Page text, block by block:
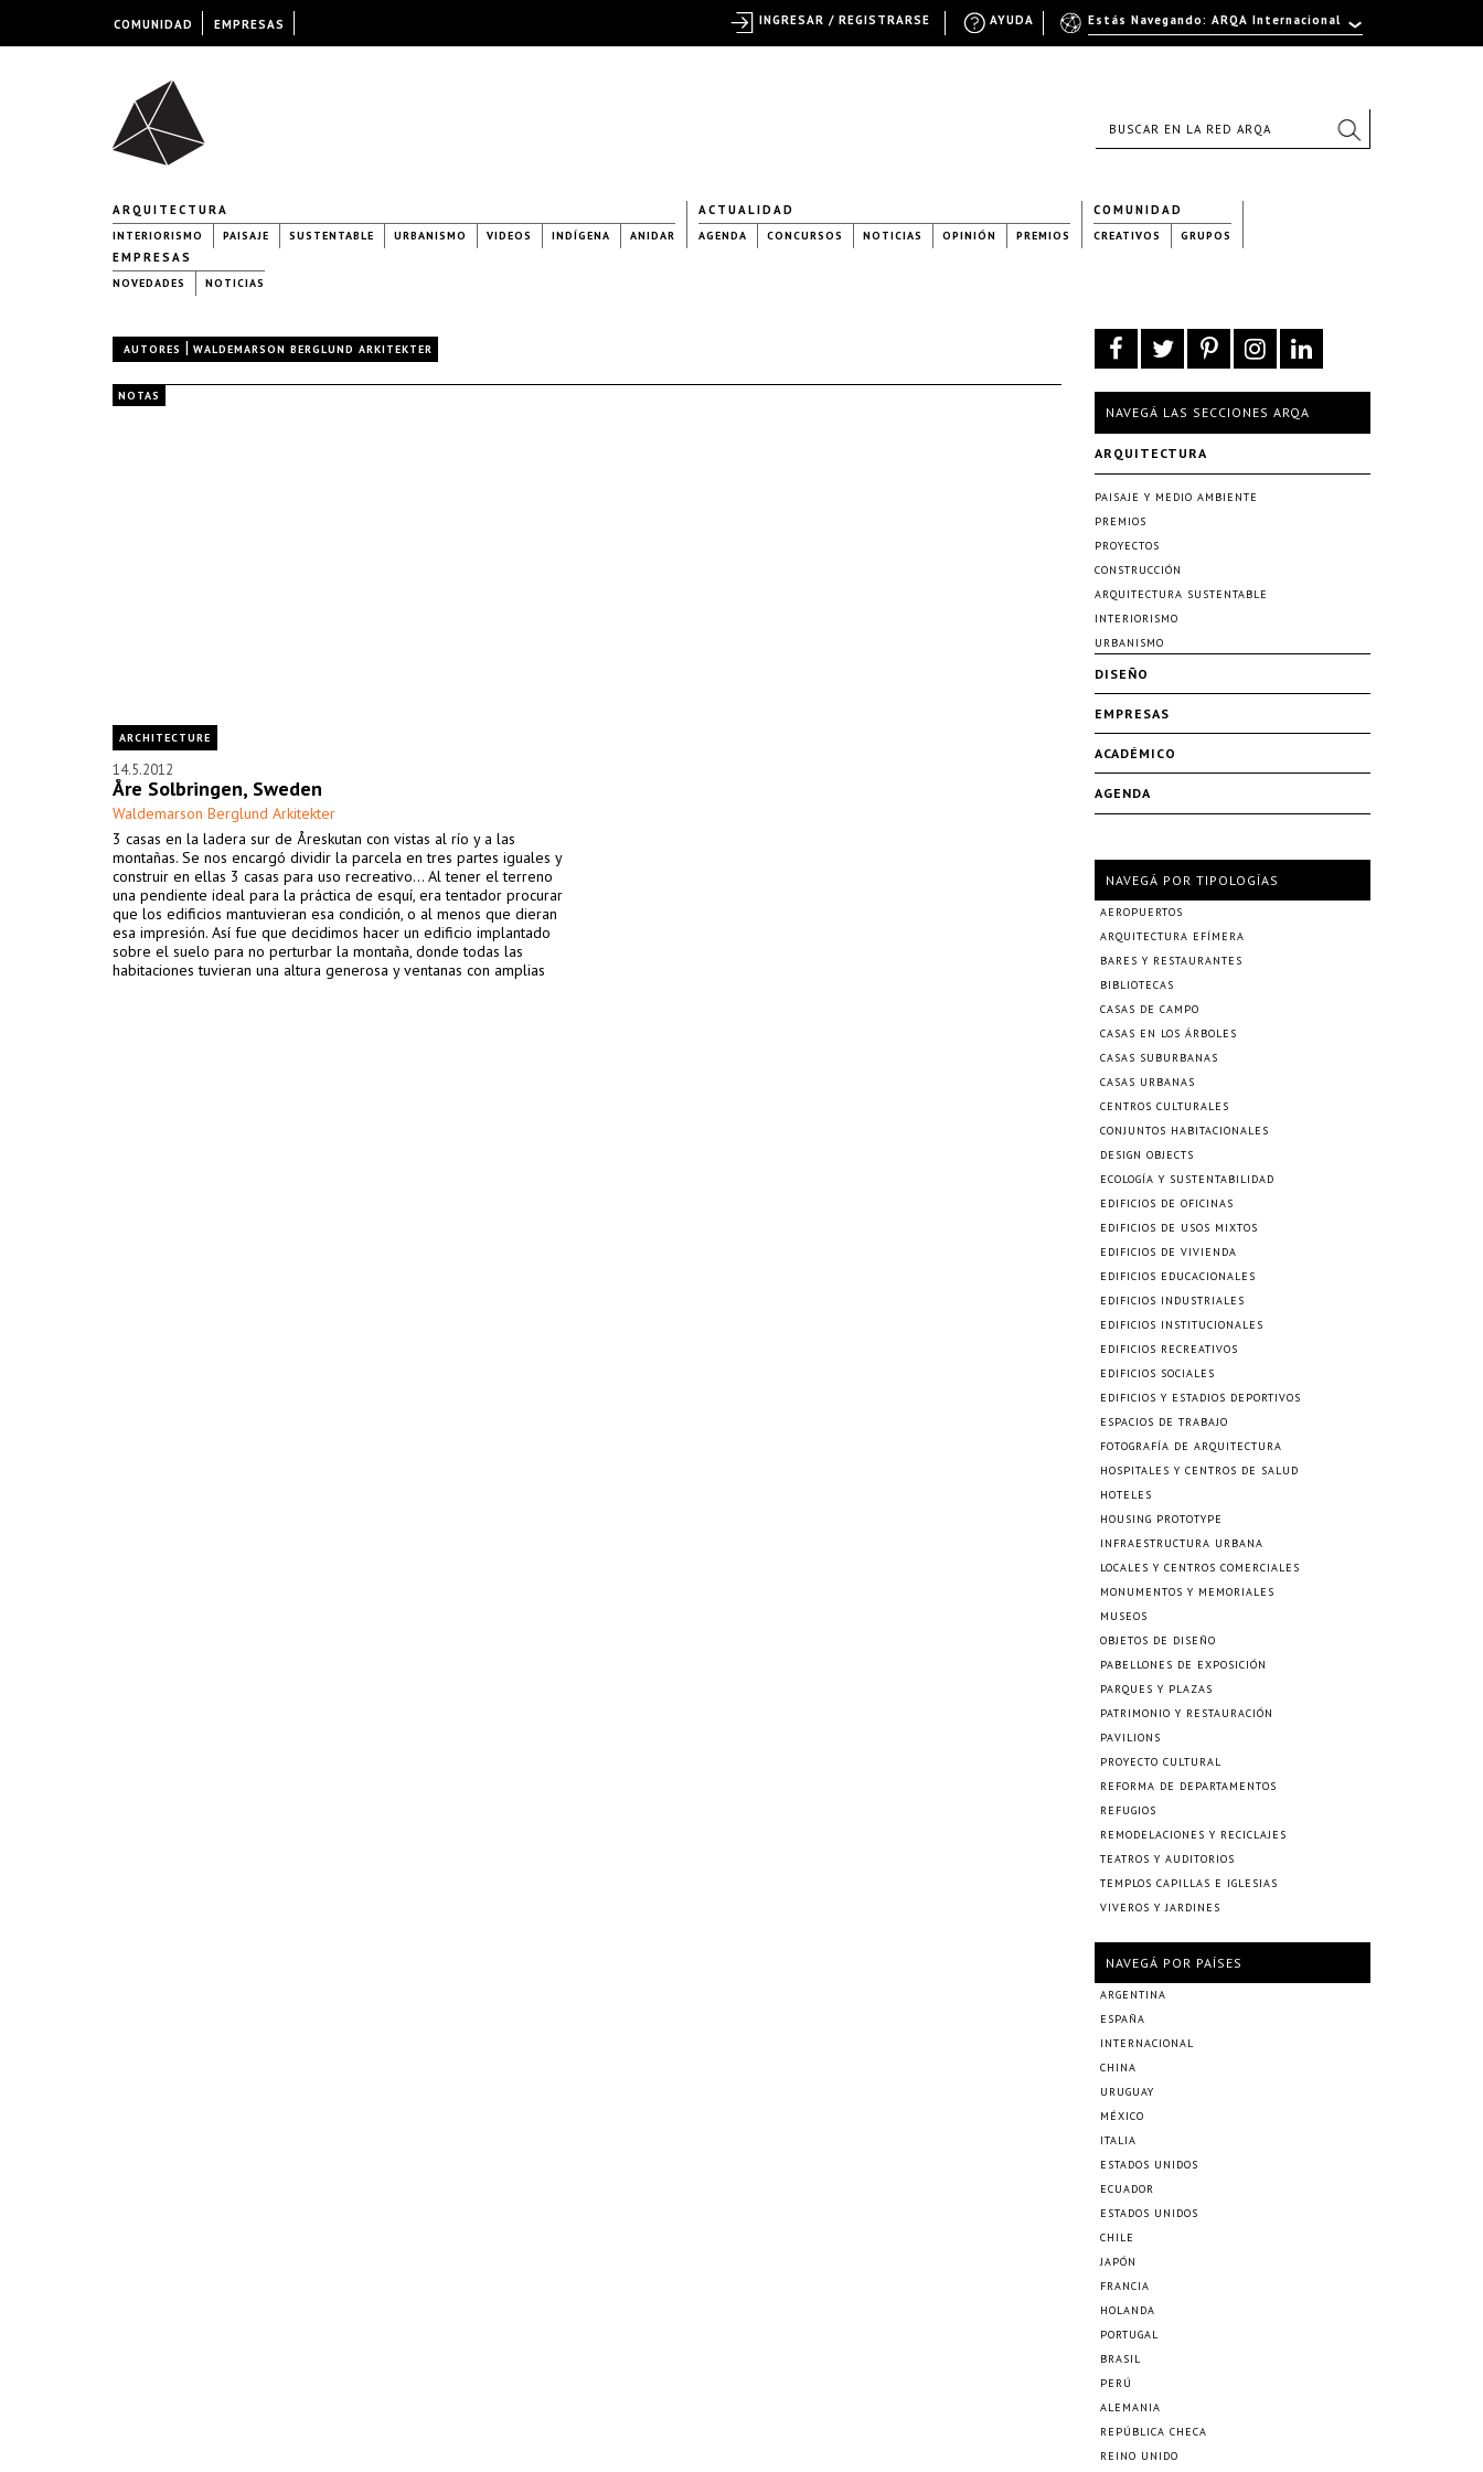
ARQUITECTURA
INTERIORISMO PAISAJE SUSTENTABLE URBANISMO VIDEOS INDÍGENA ANIDAR
ACTUALIDAD
AGENDA CONCURSOS NOTICIAS OPINIÓN PREMIOS
COMUNIDAD
CREATIVOS GRUPOS
EMPRESAS
NOVEDADES NOTICIAS
AUTORES | WALDEMARSON BERGLUND ARKITEKTER
NOTAS
ARCHITECTURE
14.5.2012
Åre Solbringen, Sweden
Waldemarson Berglund Arkitekter
3 casas en la ladera sur de Åreskutan con vistas al río y a las
montañas. Se nos encargó dividir la parcela en tres partes iguales y
construir en ellas 3 casas para uso recreativo... Al tener el terreno
una pendiente ideal para la práctica de esquí, era tentador procurar
que los edificios mantuvieran esa condición, o al menos que dieran
esa impresión. Así fue que decidimos hacer un edificio implantado
sobre el suelo para no perturbar la montaña, donde todas las
habitaciones tuvieran una altura generosa y ventanas con amplias
NAVEGÁ LAS SECCIONES ARQA
ARQUITECTURA
PAISAJE Y MEDIO AMBIENTE
PREMIOS
PROYECTOS
CONSTRUCCIÓN
ARQUITECTURA SUSTENTABLE
INTERIORISMO
URBANISMO
DISEÑO
EMPRESAS
ACADÉMICO
AGENDA
NAVEGÁ POR TIPOLOGÍAS
AEROPUERTOS
ARQUITECTURA EFÍMERA
BARES Y RESTAURANTES
BIBLIOTECAS
CASAS DE CAMPO
CASAS EN LOS ÁRBOLES
CASAS SUBURBANAS
CASAS URBANAS
CENTROS CULTURALES
CONJUNTOS HABITACIONALES
DESIGN OBJECTS
ECOLOGÍA Y SUSTENTABILIDAD
EDIFICIOS DE OFICINAS
EDIFICIOS DE USOS MIXTOS
EDIFICIOS DE VIVIENDA
EDIFICIOS EDUCACIONALES
EDIFICIOS INDUSTRIALES
EDIFICIOS INSTITUCIONALES
EDIFICIOS RECREATIVOS
EDIFICIOS SOCIALES
EDIFICIOS Y ESTADIOS DEPORTIVOS
ESPACIOS DE TRABAJO
FOTOGRAFÍA DE ARQUITECTURA
HOSPITALES Y CENTROS DE SALUD
HOTELES
HOUSING PROTOTYPE
INFRAESTRUCTURA URBANA
LOCALES Y CENTROS COMERCIALES
MONUMENTOS Y MEMORIALES
MUSEOS
OBJETOS DE DISEÑO
PABELLONES DE EXPOSICIÓN
PARQUES Y PLAZAS
PATRIMONIO Y RESTAURACIÓN
PAVILIONS
PROYECTO CULTURAL
REFORMA DE DEPARTAMENTOS
REFUGIOS
REMODELACIONES Y RECICLAJES
TEATROS Y AUDITORIOS
TEMPLOS CAPILLAS E IGLESIAS
VIVEROS Y JARDINES
NAVEGÁ POR PAÍSES
ARGENTINA
ESPAÑA
INTERNACIONAL
CHINA
URUGUAY
MÉXICO
ITALIA
ESTADOS UNIDOS
ECUADOR
ESTADOS UNIDOS
CHILE
JAPÓN
FRANCIA
HOLANDA
PORTUGAL
BRASIL
PERÚ
ALEMANIA
REPÚBLICA CHECA
REINO UNIDO
COMUNIDAD EMPRESAS Estás Navegando: ARQA Internacional
AYUDA
INGRESAR / REGISTRARSE